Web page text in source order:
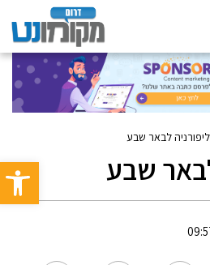
פתח
לבאר שבע
שבע